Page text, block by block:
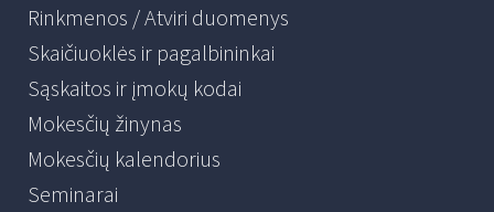
Rinkmenos / Atviri duomenys
Skaičiuoklės ir pagalbininkai
Sąskaitos ir įmokų kodai
Mokesčių žinynas
Mokesčių kalendorius
Seminarai